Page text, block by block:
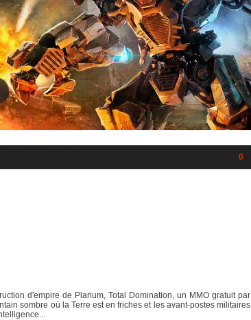
0
d'empire de Plarium, Total Domination, un MMO gratuit par
sombre où la Terre est en friches et les avant-postes militaires